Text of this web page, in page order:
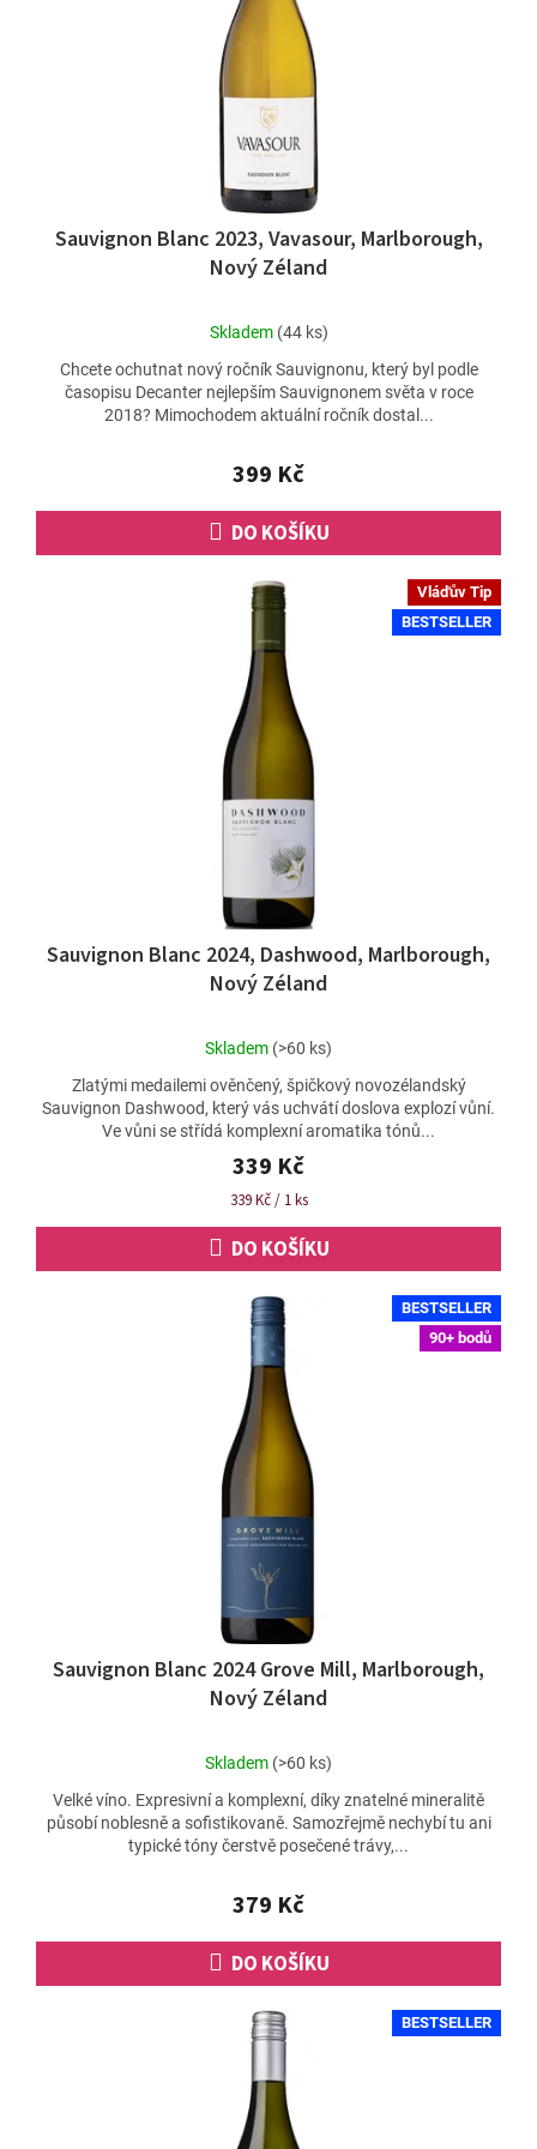
Sauvignon Blanc 2023, Vavasour, Marlborough,
Nový Zéland
Průměrné
produktu
je
5,0
5
hvězdiček.
Skladem (44 ks)
399 Kč
DO KOŠÍKU
Chcete ochutnat nový ročník Sauvignonu, který byl podle
časopisu Decanter nejlepším Sauvignonem světa v roce
2018? Mimochodem aktuální ročník dostal...
Vláďův Tip
BESTSELLER
Sauvignon Blanc 2024, Dashwood, Marlborough,
Nový Zéland
Průměrné
produktu
je
4,8
z
5
hvězdiček.
Skladem (>60 ks)
339 Kč
Měrná
339 Kč / 1 ks
DO KOŠÍKU
Zlatými medailemi ověnčený, špičkový novozélandský
Sauvignon Dashwood, který vás uchvátí doslova explozí vůní.
Ve vůni se střídá komplexní aromatika tónů...
BESTSELLER
90+ bodů
Sauvignon Blanc 2024 Grove Mill, Marlborough,
Nový Zéland
Průměrné
produktu
je
4,8
5
hvězdiček.
Skladem (>60 ks)
379 Kč
DO KOŠÍKU
Velké víno. Expresivní a komplexní, díky znatelné mineralitě
působí noblesně a sofistikovaně. Samozřejmě nechybí tu ani
typické tóny čerstvě posečené trávy,...
BESTSELLER